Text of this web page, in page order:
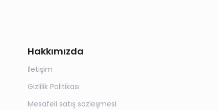
Hakkımızda
İletişim
Gizlilik Politikası
Mesafeli satış sözleşmesi